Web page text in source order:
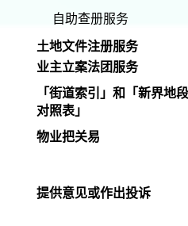
自助查册服务
土地文件注册服务
业主立案法团服务
「街道索引」和「新界地
对照表」
物业把关易
提供意见或作出投诉